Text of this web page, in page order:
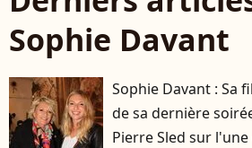
Sophie Davant
Sophie Davant : Sa
de sa dernière
Pierre Sled sur